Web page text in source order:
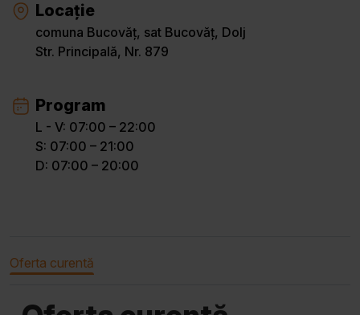
Locație
comuna Bucovăț, sat Bucovăț, Dolj
Str. Principală, Nr. 879
Program
L - V: 07:00 – 22:00
S: 07:00 – 21:00
D: 07:00 – 20:00
Oferta curentă